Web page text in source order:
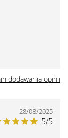
dodawania opinii
28/08/2025
5/5